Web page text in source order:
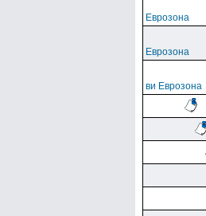
Еврозона
Еврозона
ви Еврозона